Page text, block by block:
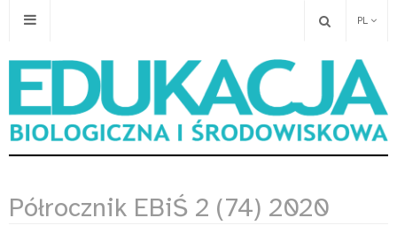
PL
Półrocznik EBiŚ 2 (74) 2020